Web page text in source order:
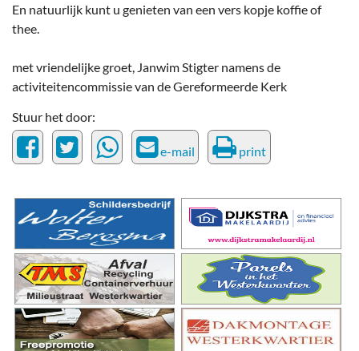
En natuurlijk kunt u genieten van een vers kopje koffie of
thee.
met vriendelijke groet, Janwim Stigter namens de
activiteitencommissie van de Gereformeerde Kerk
Stuur het door:
e-mail print